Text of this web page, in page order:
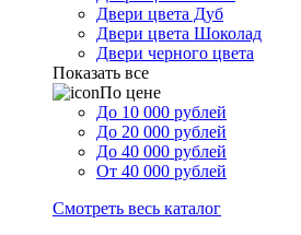
Двери цвета Дуб
Двери цвета Шоколад
Двери черного цвета
Показать все
По цене
До 10 000 рублей
До 20 000 рублей
До 40 000 рублей
От 40 000 рублей
Смотреть весь каталог